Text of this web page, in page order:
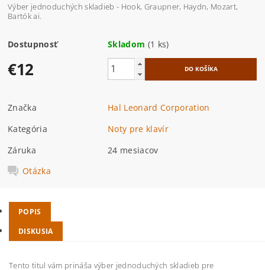
Výber jednoduchých skladieb - Hook, Graupner, Haydn, Mozart,
Bartók ai.
Dostupnosť Skladom (1 ks)
€12
Značka
Hal Leonard Corporation
Kategória
Noty pre klavír
Záruka
24 mesiacov
Otázka
POPIS
DISKUSIA
Tento titul vám prináša výber jednoduchých skladieb pre